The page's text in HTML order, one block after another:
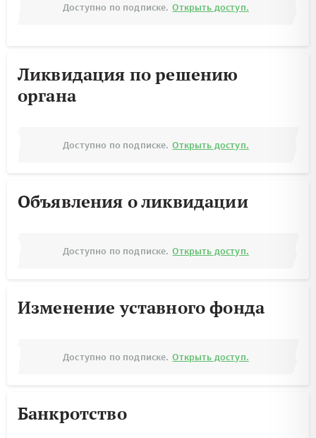
Доступно по подписке. Открыть доступ.
Ликвидация по решению
органа
Доступно по подписке. Открыть доступ.
Объявления о ликвидации
Доступно по подписке. Открыть доступ.
Изменение уставного фонда
Доступно по подписке. Открыть доступ.
Банкротство